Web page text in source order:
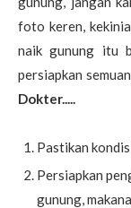
foto keren,
naik gunung itu
persiapkan
Dokter.....
Pastikan
Persiapkan
gunung,